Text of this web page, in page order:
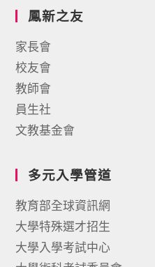
鳳新之友
家長會
校友會
教師會
員生社
文教基金會
多元入學管道
教育部全球資訊網
大學特殊選才招生
大學入學考試中心